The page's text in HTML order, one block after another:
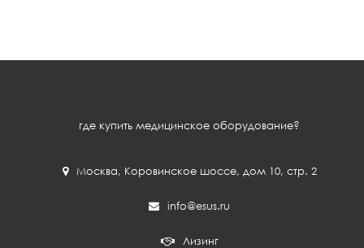
где купить медицинское оборудование?
Москва, Коровинское шоссе, дом 10, стр. 2
info@esus.ru
Лизинг